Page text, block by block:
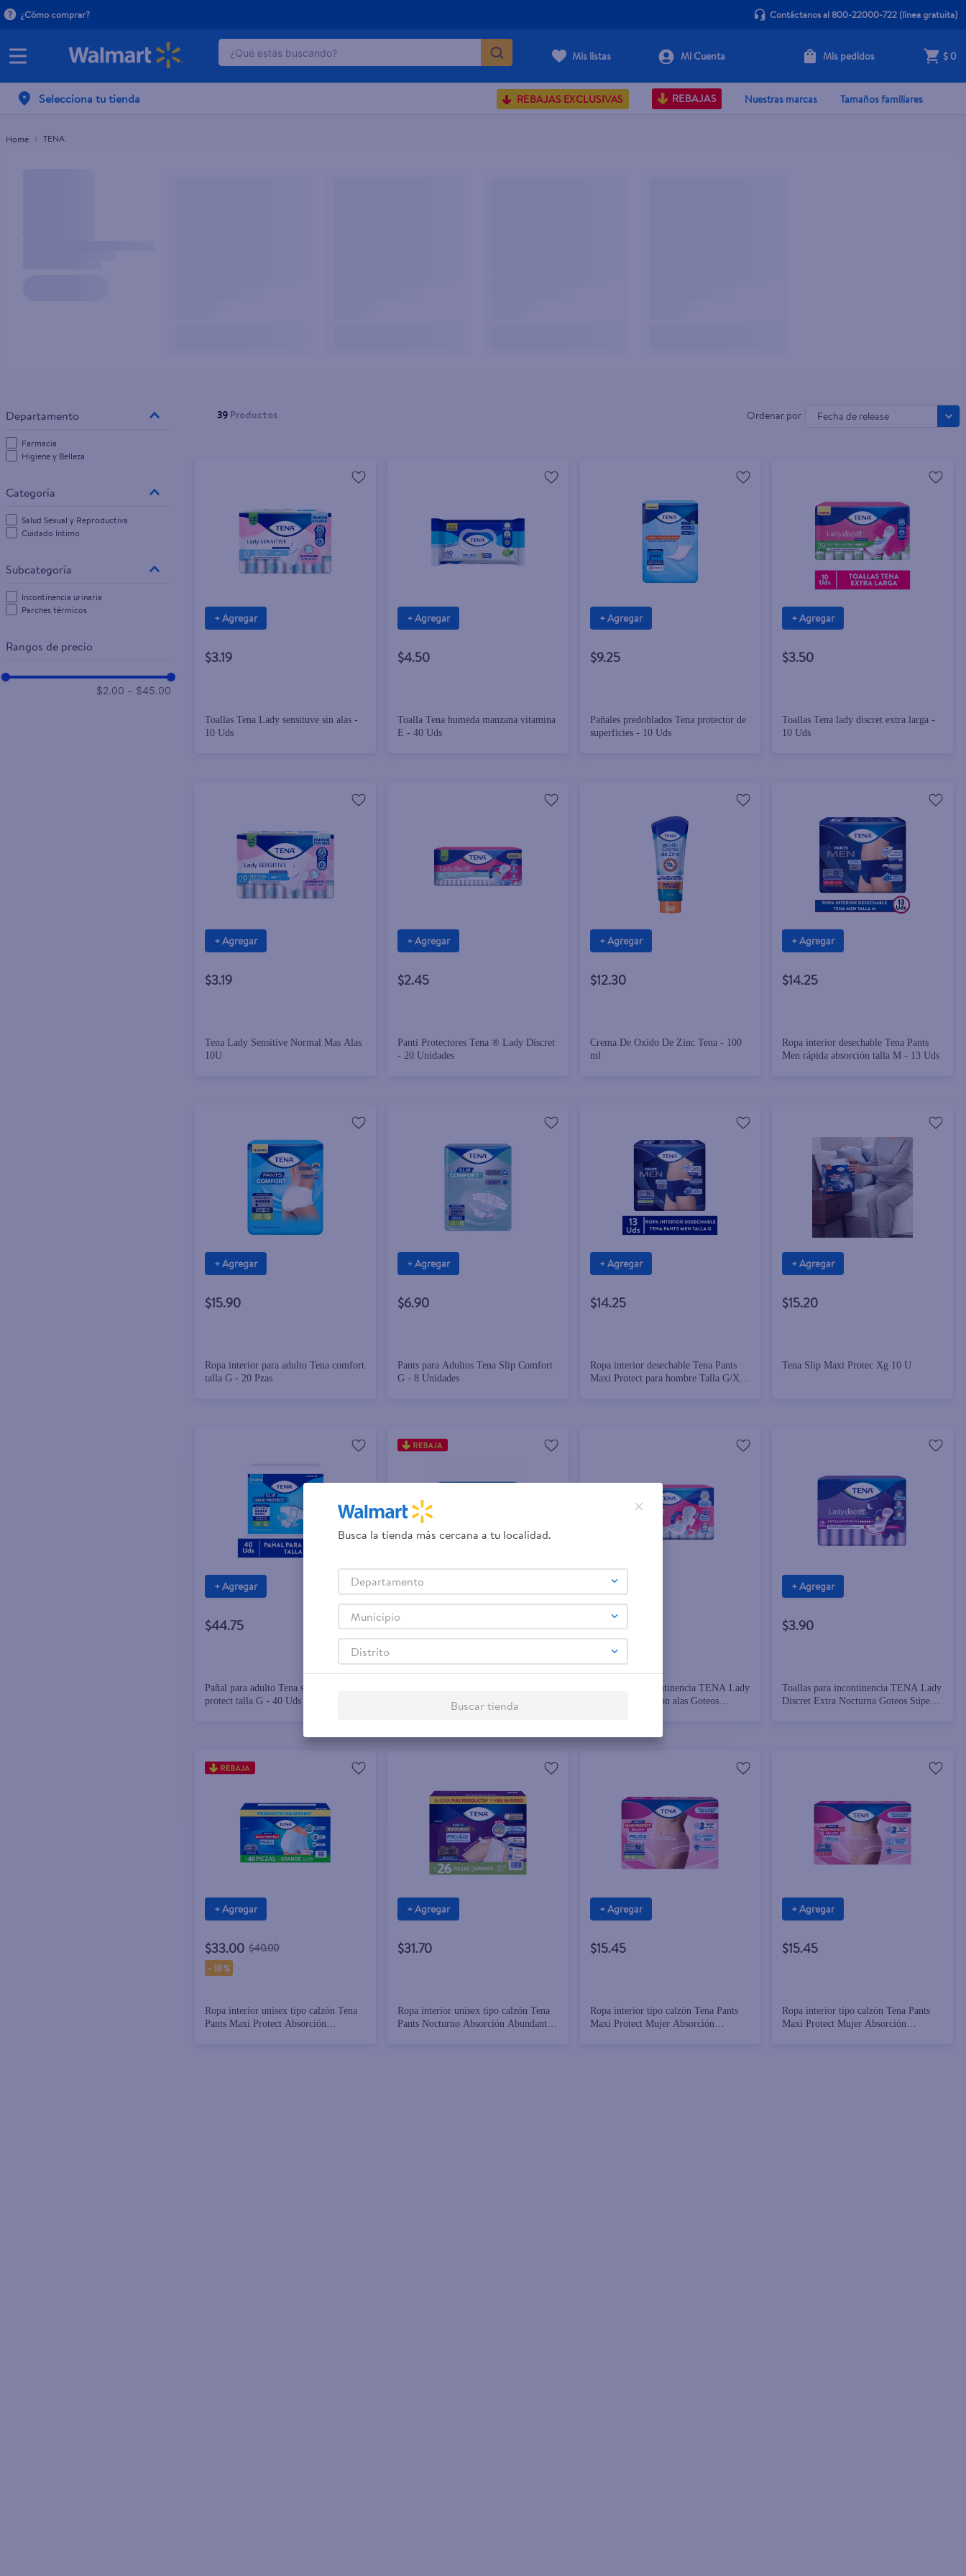
¿Cómo comprar? Contáctanos al 800-22000-722(línea gratuita)
¿Qué estás buscando?
Mis listas Mis pedidos $ 0
Selecciona tu tienda REBAJAS EXCLUSIVAS REBAJAS Nuestras marcas Tamaños familiares
TENA
Farmacia
Higiene y Belleza
Salud Sexual y Reproductiva
Cuidado Intimo
Incontinencia urinaria
Parches térmicos
Rangos de precio
$2.00 – $45.00
39 Productos Fecha de release
+ Agregar
$3.19
Toallas Tena Lady sensituve sin alas -
10 Uds
+ Agregar
$4.50
Toalla Tena humeda manzana vitamina
E - 40 Uds
+ Agregar
$9.25
Pañales predoblados Tena protector de
superficies - 10 Uds
+ Agregar
$3.50
Toallas Tena lady discret extra larga -
10 Uds
+ Agregar
$3.19
Tena Lady Sensitive Normal Mas Alas
10U
+ Agregar
$2.45
Panti Protectores Tena ® Lady Discret
- 20 Unidades
+ Agregar
$12.30
Crema De Oxido De Zinc Tena - 100
ml
+ Agregar
$14.25
Ropa interior desechable Tena Pants
Men rápida absorción talla M - 13 Uds
+ Agregar
$15.90
Ropa interior para adulto Tena comfort
talla G - 20 Pzas
+ Agregar
$6.90
Pants para Adultos Tena Slip Comfort
G - 8 Unidades
+ Agregar
$14.25
Ropa interior desechable Tena Pants
Maxi Protect para hombre Talla G/XG
+ Agregar
$15.20
Tena Slip Maxi Protec Xg 10 U
+ Agregar
$44.75
Pañal para adulto Tena slip maxi
protect talla G - 40 Uds
+ Agregar
$23.00 $26.99
talla G - 40 Uds
+ Agregar
$2.90
Toallas para incontinencia TENA Lady
Discret Normal con alas Goteos
+ Agregar
$3.90
Toallas para incontinencia TENA Lady
Discret Extra Nocturna Goteos Súper
+ Agregar
$33.00 $40.00
-18 %
Ropa interior unisex tipo calzón Tena
Pants Maxi Protect Absorción
+ Agregar
$31.70
Ropa interior unisex tipo calzón Tena
Pants Nocturno Absorción Abundante
+ Agregar
$15.45
Ropa interior tipo calzón Tena Pants
Maxi Protect Mujer Absorción
+ Agregar
$15.45
Ropa interior tipo calzón Tena Pants
Maxi Protect Mujer Absorción
Busca la tienda más cercana a tu localidad.
Departamento
Municipio
Distrito
Buscar tienda